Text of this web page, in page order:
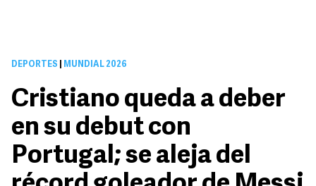
DEPORTES MUNDIAL 2026
Cristiano queda a deber
en su debut con
Portugal; se aleja del